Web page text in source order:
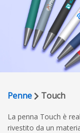
Penne Touch
La penna Touch è
rivestito da un